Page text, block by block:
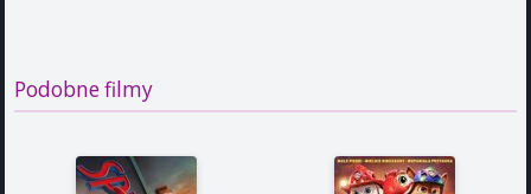
Podobne filmy